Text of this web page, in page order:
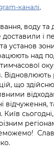
Захисниць
Київ
стану
стану
каналі.
воду та
і
установ
над
Відновлюють
що
відчуження,
Київ